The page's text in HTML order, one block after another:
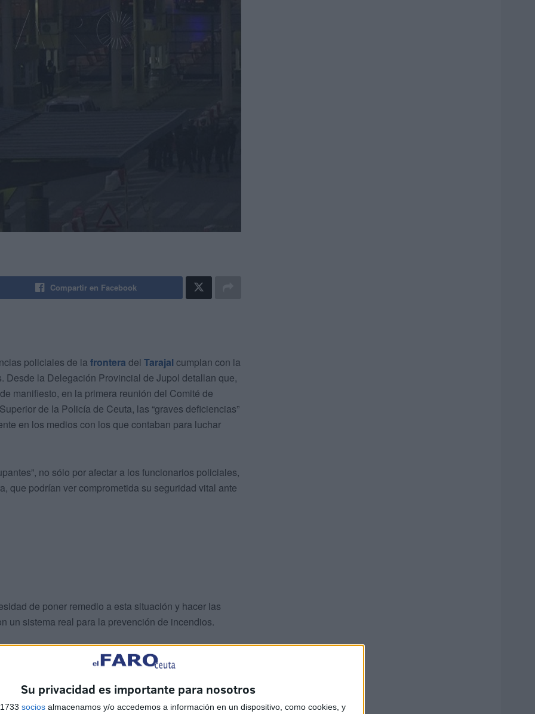
Su privacidad es importante para nosotros
socios almacenamos y/o accedemos a información en un dispositivo, como cookies, y
Compartir en Facebook
policiales de la frontera del Tarajal cumplan con la
Desde la Delegación Provincial de Jupol detallan que,
manifiesto, en la primera reunión del Comité de
de la Policía de Ceuta, las “graves deficiencias”
en los medios con los que contaban para luchar
no sólo por afectar a los funcionarios policiales,
que podrían ver comprometida su seguridad vital ante
de poner remedio a esta situación y hacer las
un sistema real para la prevención de incendios.